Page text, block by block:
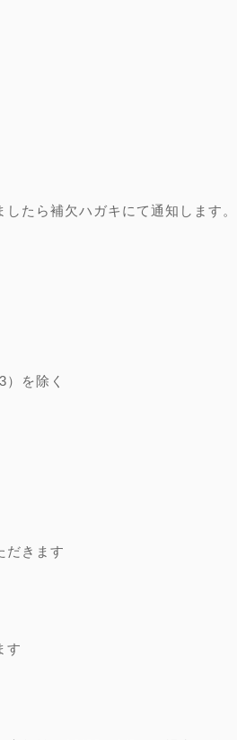
たら補欠ハガキにて通知します。
を除く
だきます
す